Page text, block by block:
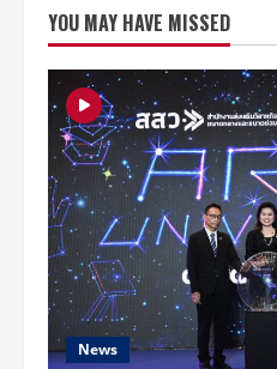
ไฟ!!!
ตัว
ท็อป
แห่ง
วงการ
K
–
POP
รวม
ตัว
ประชัน
จัง
หวะ
แดน
ซ์ใน
“Hit
The
Stage
สังเวียน
เท้า
ไฟ”
YOU MAY HAVE MISSED
News